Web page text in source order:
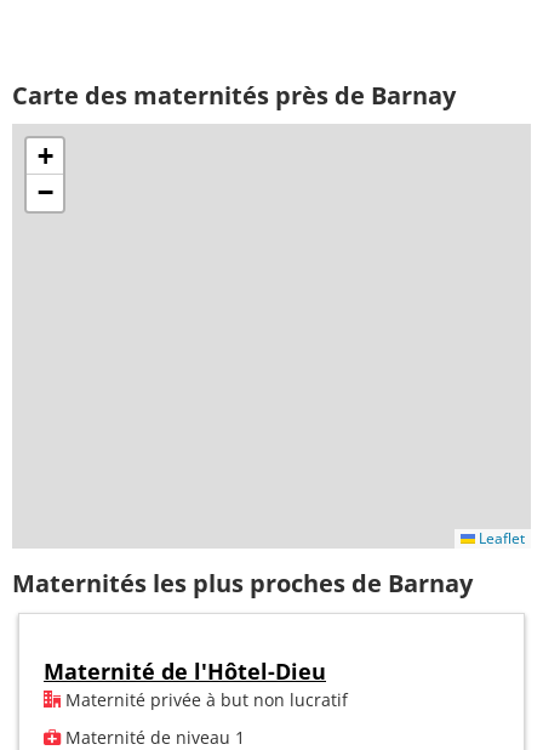
Carte des maternités près de Barnay
+
−
Leaflet
Maternités les plus proches de Barnay
Maternité de l'Hôtel-Dieu
Maternité privée à but non lucratif
Maternité de niveau 1